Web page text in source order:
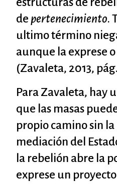
de pertenecimiento.
ultimo término
aunque la exprese
(Zavaleta, 2013,
Para Zavaleta, hay
que las masas
propio camino sin
mediación del
la rebelión abre la
exprese un